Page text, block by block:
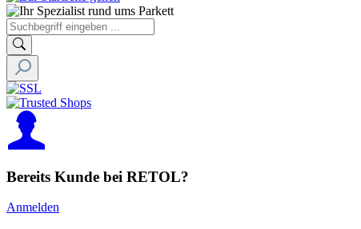
Bereits Kunde bei RETOL?
Anmelden